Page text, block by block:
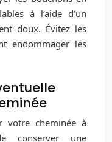
à l’aide d’un
doux. Évitez les
endommager les
votre cheminée à
conserver une